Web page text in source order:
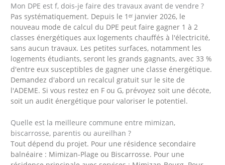
Mon DPE est f, dois-je faire des travaux avant de vendre ?
Pas systématiquement. Depuis le 1ᵉʳ janvier 2026, le
nouveau mode de calcul du DPE peut faire gagner 1 à 2
classes énergétiques aux logements chauffés à l'électricité,
sans aucun travaux. Les petites surfaces, notamment les
logements étudiants, seront les grands gagnants, avec 33 %
d'entre eux susceptibles de gagner une classe énergétique.
Demandez d'abord un recalcul gratuit sur le site de
l'ADEME. Si vous restez en F ou G, prévoyez soit une décote,
soit un audit énergétique pour valoriser le potentiel.
Quelle est la meilleure commune entre mimizan,
biscarrosse, parentis ou aureilhan ?
Tout dépend du projet. Pour une résidence secondaire
balnéaire : Mimizan-Plage ou Biscarrosse. Pour une